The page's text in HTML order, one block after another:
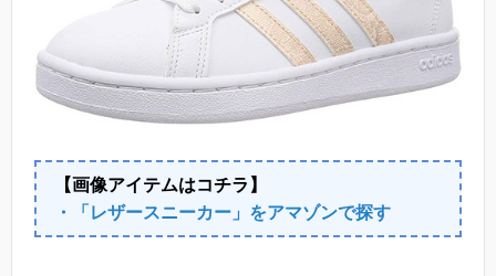
【画像アイテムはコチラ】
・「レザースニーカー」をアマゾンで探す